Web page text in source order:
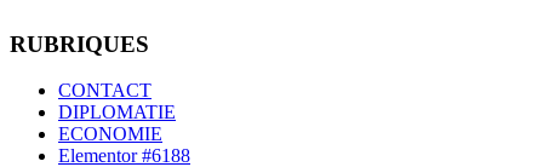
RUBRIQUES
CONTACT
DIPLOMATIE
ECONOMIE
Elementor #6188